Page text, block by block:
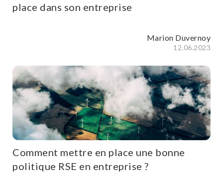
place dans son entreprise
Marion Duvernoy
12.06.2023
Comment mettre en place une bonne
politique RSE en entreprise ?